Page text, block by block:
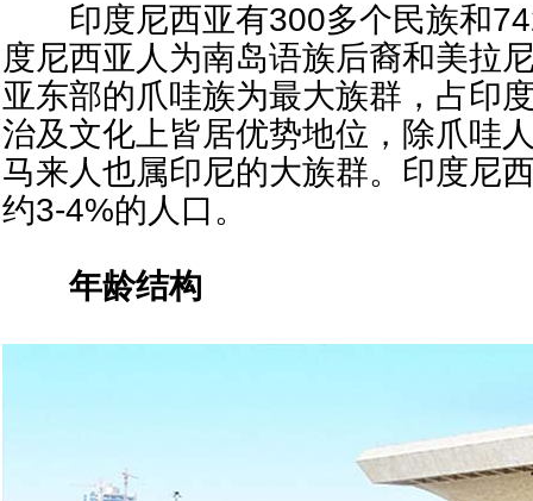
印度尼西亚有300多个民族和
度尼西亚人为南岛语族后裔和美拉
亚东部的爪哇族为最大族群，占印
治及文化上皆居优势地位，除爪哇
马来人也属印尼的大族群。印度尼
约3-4%的人口。
年龄结构